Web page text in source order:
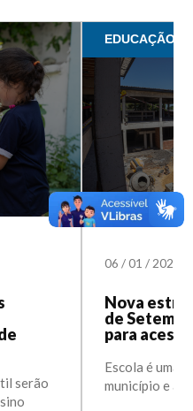
serão
EDUCAÇÃO
06/01/ 2023
Nova
de
para
Escola é uma
município e